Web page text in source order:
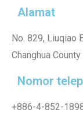
Nomor
+886-4-852-
Alamat
No. 829, Liuqiao
Changhua County